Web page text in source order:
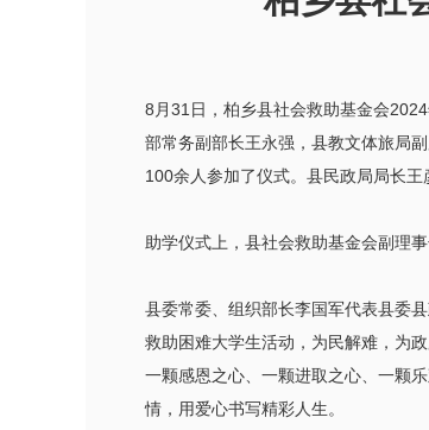
8月31日，柏乡县社会救助基金会
部常务副部长王永强，县教文体旅局
100余人参加了仪式。县民政局局长王
助学仪式上，县社会救助基金会副理
县委常委、组织部长李国军代表县委
救助困难大学生活动，为民解难，为
一颗感恩之心、一颗进取之心、一颗
情，用爱心书写精彩人生。